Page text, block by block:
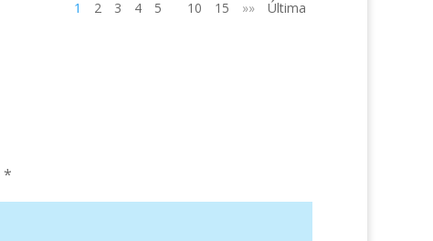
1 2 3 4 5 10 15 »» Última
*